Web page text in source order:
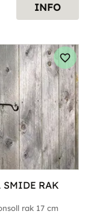
INFO
SMIDE RAK
rak 17 cm